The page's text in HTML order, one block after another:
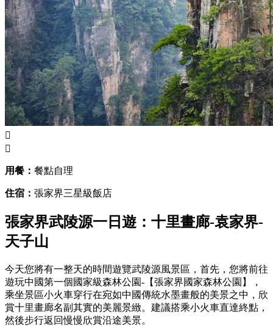


用餐： 餐點自理
住宿： 張家界三星級飯店
張家界武陵源一日遊：十里畫廊-袁家界-
天子山
今天您將有一整天的時間遊覽武陵源風景區，首先，您將前往
遊玩中國第一個國家級森林公園-【張家界國家森林公園】，
乘坐景區小火車穿行在宛如中國傳統水墨畫般的美景之中，欣
賞十里畫廊名副其實的美麗景緻。建議搭乘小火車​​直達終點，
然後步行返回慢慢欣賞沿途美景。